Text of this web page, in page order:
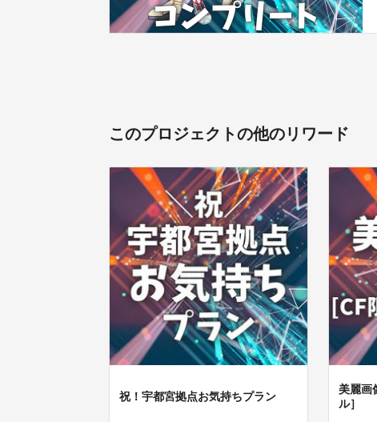
このプロジェクトの他のリワード
祝！宇都宮拠点お気持ちプラン
美麗画
ル］